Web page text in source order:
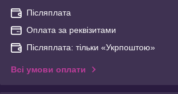
Післяплата
Оплата за реквізитами
Післяплата: тільки «Укрпоштою»
Всі умови оплати